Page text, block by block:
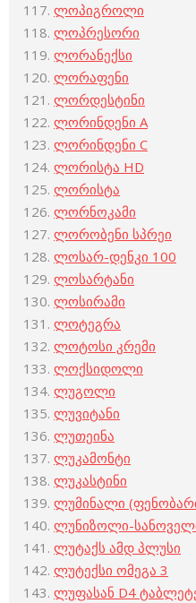
ლოპიგროლი
ლოპრესორი
ლორანექსი
ლორაფენი
ლორდესტინი
ლორინდენი A
ლორინდენი C
ლორისტა НD
ლორისტა
ლორნოკამი
ლორობენი სპრეი
ლოსარ-დენკი 100
ლოსარტანი
ლოსირამი
ლოტეგრა
ლოტოსი კრემი
ლოქსიდოლი
ლუგოლი
ლუვიტანი
ლუთეინა
ლუკამონტი
ლუკასტინი
ლუმინალი
ლუნიზოლი-
ლუტაქს ამდ პლუსი
ლუტექსი ომეგა 3
ლუფასან D4